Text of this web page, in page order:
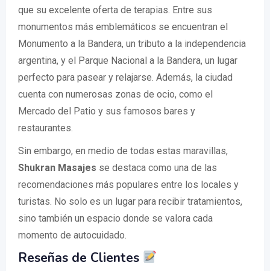
que su excelente oferta de terapias. Entre sus
monumentos más emblemáticos se encuentran el
Monumento a la Bandera, un tributo a la independencia
argentina, y el Parque Nacional a la Bandera, un lugar
perfecto para pasear y relajarse. Además, la ciudad
cuenta con numerosas zonas de ocio, como el
Mercado del Patio y sus famosos bares y
restaurantes.
Sin embargo, en medio de todas estas maravillas,
Shukran Masajes se destaca como una de las
recomendaciones más populares entre los locales y
turistas. No solo es un lugar para recibir tratamientos,
sino también un espacio donde se valora cada
momento de autocuidado.
Reseñas de Clientes